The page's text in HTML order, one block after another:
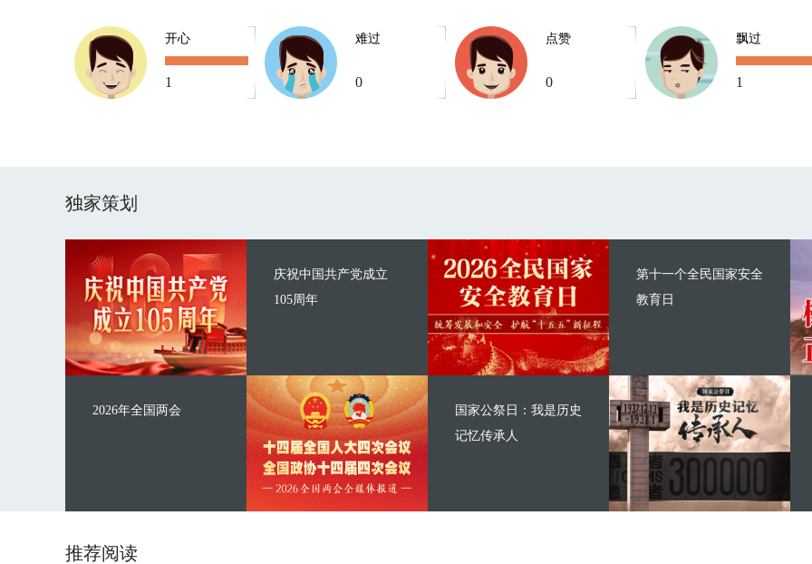
开心
1
难过
0
点赞
0
飘过
1
独家策划
庆祝中国共产党成立
105周年
2026年全国两会
第十一个全民国家安全
教育日
国家公祭日：我是历史
记忆传承人
推荐阅读